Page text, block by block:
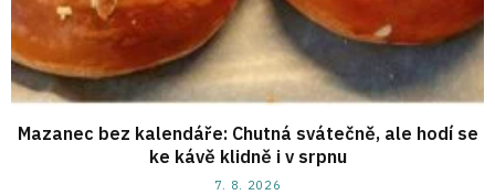
Mazanec bez kalendáře: Chutná svátečně, ale hodí se
ke kávě klidně i v srpnu
7. 8. 2026